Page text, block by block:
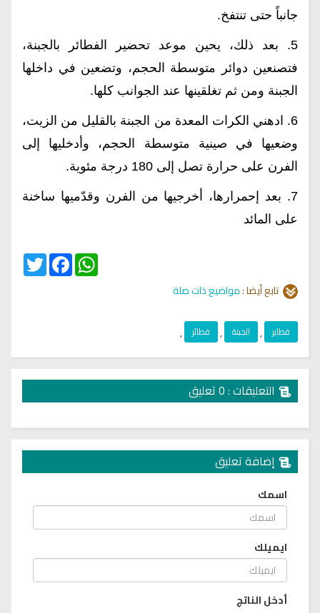
جانباً حتى تنتفخ.
5. بعد ذلك، يحين موعد تحضير الفطائر بالجبنة،
فتصنعين دوائر متوسطة الحجم، وتضعين في داخلها
الجبنة ومن ثم تغلقينها عند الجوانب كلها.
6. ادهني الكرات المعدة من الجبنة بالقليل من الزيت،
وضعيها في صينية متوسطة الحجم، وأدخليها إلى
الفرن على حرارة تصل إلى 180 درجة مئوية.
7. بعد إحمرارها، أخرجيها من الفرن وقدّميها ساخنة
على المائد
Twitter
FacebookWhatsApp
تابع أيضا :مواضيع ذات صلة
فطاير , الجبنة , فطائر ,
التعليقات : 0 تعليق
إضافة تعليق
اسمك
ايميلك
أدخل الناتج